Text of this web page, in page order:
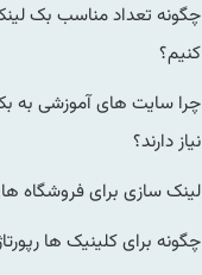
چگونه تعداد مناسب بک لینک
کنیم؟
چرا سایت های آموزشی به
نیاز دارند؟
لینک سازی برای فروشگاه های
چگونه برای کلینیک ها